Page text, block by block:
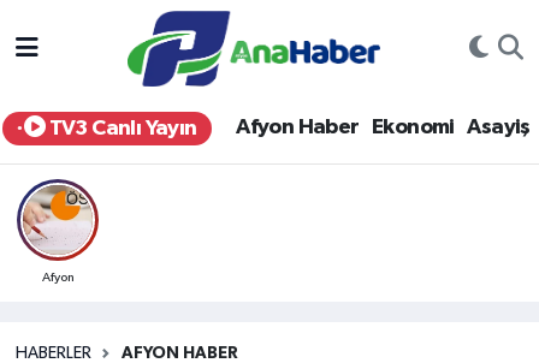
TV3 Canlı Yayın Afyon Haber Ekonomi Asayiş
Afyon
HABERLER AFYON HABER
Yurt Haber
Afyon Haber
Ekonomi
Siyaset
Afyonkarahisar Nöbetçi Eczaneler
Afyonkarahisar Hava Durumu
Afyonkarahisar Namaz Vakitleri
Afyonkarahisar Trafik Yoğunluk Haritası